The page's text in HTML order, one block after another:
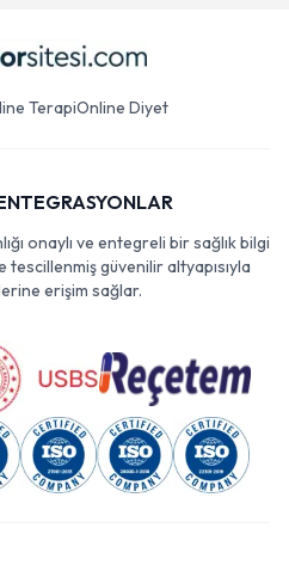
TerapiOnline Diyet
onaylı ve entegreli bir sağlık bilgi
güvenilir altyapısıyla
erişim sağlar.